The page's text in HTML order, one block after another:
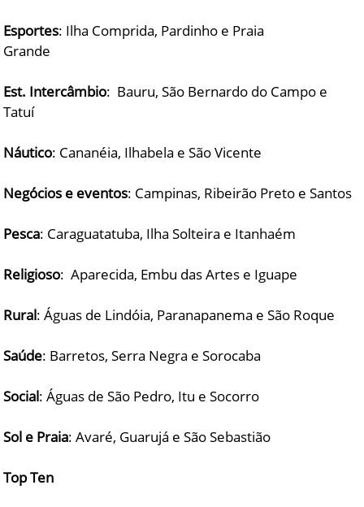
Esportes: Ilha Comprida, Pardinho e Praia
Grande
Est. Intercâmbio: Bauru, São Bernardo do Campo e
Tatuí
Náutico: Cananéia, Ilhabela e São Vicente
Negócios e eventos: Campinas, Ribeirão Preto e Santos
Pesca: Caraguatatuba, Ilha Solteira e Itanhaém
Religioso: Aparecida, Embu das Artes e Iguape
Rural: Águas de Lindóia, Paranapanema e São Roque
Saúde: Barretos, Serra Negra e Sorocaba
Social: Águas de São Pedro, Itu e Socorro
Sol e Praia: Avaré, Guarujá e São Sebastião
Top Ten